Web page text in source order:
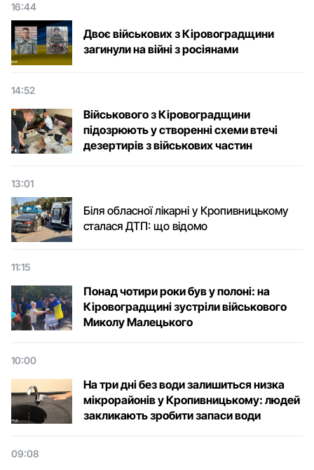
16:44
Двоє військових з Кіровоградщини
загинули на війні з росіянами
14:52
Військового з Кіровоградщини
підозрюють у створенні схеми втечі
дезертирів з військових частин
13:01
Біля обласної лікарні у Кропивницькому
сталася ДТП: що відомо
11:15
Понад чотири роки був у полоні: на
Кіровоградщині зустріли військового
Микoлу Малецькoгo
10:00
На три дні без води залишиться низка
мікрорайонів у Кропивницькому: людей
закликають зробити запаси води
09:08